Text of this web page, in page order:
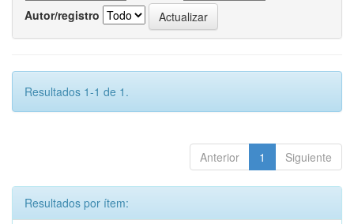
Autor/registro
Resultados 1-1 de 1.
Anterior 1 Siguiente
Resultados por ítem: